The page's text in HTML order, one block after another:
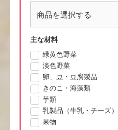
主な材料
緑黄色野菜
淡色野菜
卵、豆・豆腐製品
きのこ・海藻類
芋類
乳製品（牛乳・チーズ）
果物